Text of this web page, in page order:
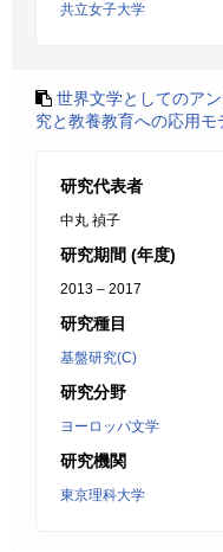
共立女子大学
世界文学としてのア
究と教養教育への応用モ
研究代表者
中丸 禎子
研究期間 (年度)
2013 – 2017
研究種目
基盤研究(C)
研究分野
ヨーロッパ文学
研究機関
東京理科大学